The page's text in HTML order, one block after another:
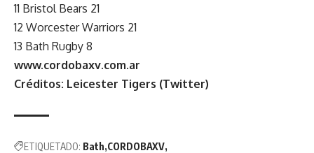
11 Bristol Bears 21
12 Worcester Warriors 21
13 Bath Rugby 8
www.cordobaxv.com.ar
Créditos: Leicester Tigers (Twitter)
ETIQUETADO: Bath CORDOBAXV